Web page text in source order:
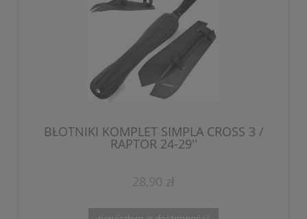
BŁOTNIKI KOMPLET SIMPLA CROSS 3 /
RAPTOR 24-29''
28,90 zł